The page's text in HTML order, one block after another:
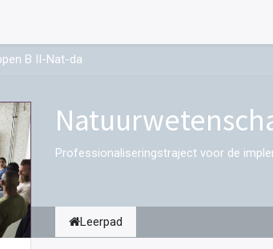
B II-Nat-da
Professionaliseringstraject voor de
Leerpad